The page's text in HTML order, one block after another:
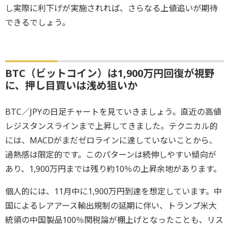
し実際に利下げが実施されれば、さらなる上値追いが期待
できるでしょう。
BTC（ビットコイン）は1,900万円回復が視野
に、押し目買いは浅め狙いか
BTC／JPYの日足チャートを見ていきましょう。直近の高値
レジスタンスラインまで上昇してきました。テクニカル的
には、MACDがまだゼロラインに達していないことから、
過熱感は限定的です。このパターンは続伸しやすい傾向が
あり、1,900万円までは残り約10％の上昇余地があります。
個人的には、11月中に1,900万円到達を想定しています。中
国によるレアアース輸出規制の延期に伴い、トランプ米大
統領の中国製品100％関税論が棚上げとなったことも、リス